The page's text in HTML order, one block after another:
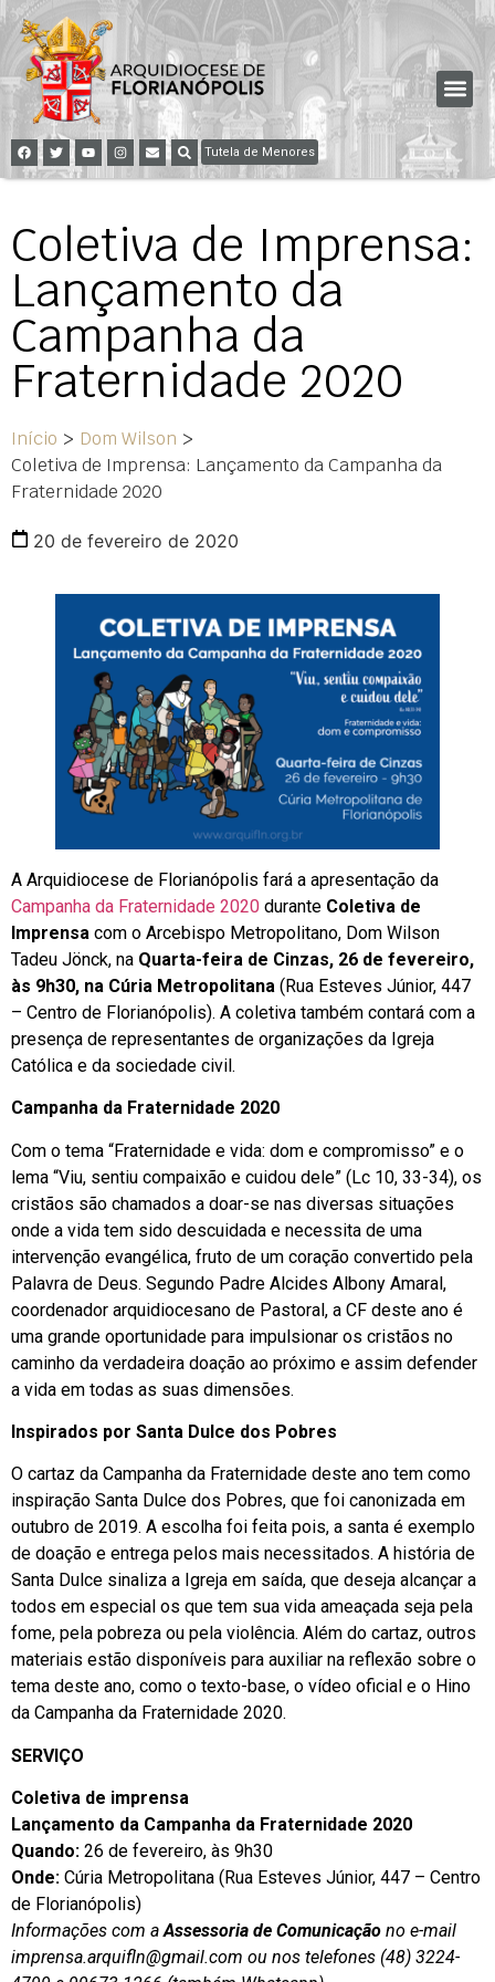
Tutela de Menores
Coletiva de Imprensa:
Lançamento da
Campanha da
Fraternidade 2020
Início > Dom Wilson >
Coletiva de Imprensa: Lançamento da Campanha da
Fraternidade 2020
20 de fevereiro de 2020
A Arquidiocese de Florianópolis fará a apresentação da
Campanha da Fraternidade 2020 durante Coletiva de
Imprensa com o Arcebispo Metropolitano, Dom Wilson
Tadeu Jönck, na Quarta-feira de Cinzas, 26 de fevereiro,
às 9h30, na Cúria Metropolitana (Rua Esteves Júnior, 447
– Centro de Florianópolis). A coletiva também contará com a
presença de representantes de organizações da Igreja
Católica e da sociedade civil.
Campanha da Fraternidade 2020
Com o tema “Fraternidade e vida: dom e compromisso” e o
lema “Viu, sentiu compaixão e cuidou dele” (Lc 10, 33-34), os
cristãos são chamados a doar-se nas diversas situações
onde a vida tem sido descuidada e necessita de uma
intervenção evangélica, fruto de um coração convertido pela
Palavra de Deus. Segundo Padre Alcides Albony Amaral,
coordenador arquidiocesano de Pastoral, a CF deste ano é
uma grande oportunidade para impulsionar os cristãos no
caminho da verdadeira doação ao próximo e assim defender
a vida em todas as suas dimensões.
Inspirados por Santa Dulce dos Pobres
O cartaz da Campanha da Fraternidade deste ano tem como
inspiração Santa Dulce dos Pobres, que foi canonizada em
outubro de 2019. A escolha foi feita pois, a santa é exemplo
de doação e entrega pelos mais necessitados. A história de
Santa Dulce sinaliza a Igreja em saída, que deseja alcançar a
todos em especial os que tem sua vida ameaçada seja pela
fome, pela pobreza ou pela violência. Além do cartaz, outros
materiais estão disponíveis para auxiliar na reflexão sobre o
tema deste ano, como o texto-base, o vídeo oficial e o Hino
da Campanha da Fraternidade 2020.
SERVIÇO
Coletiva de imprensa
Lançamento da Campanha da Fraternidade 2020
Quando: 26 de fevereiro, às 9h30
Onde: Cúria Metropolitana (Rua Esteves Júnior, 447 – Centro
de Florianópolis)
Informações com aAssessoria de Comunicação no e-mail
imprensa.arquifln@gmail.com ou nos telefones (48) 3224-